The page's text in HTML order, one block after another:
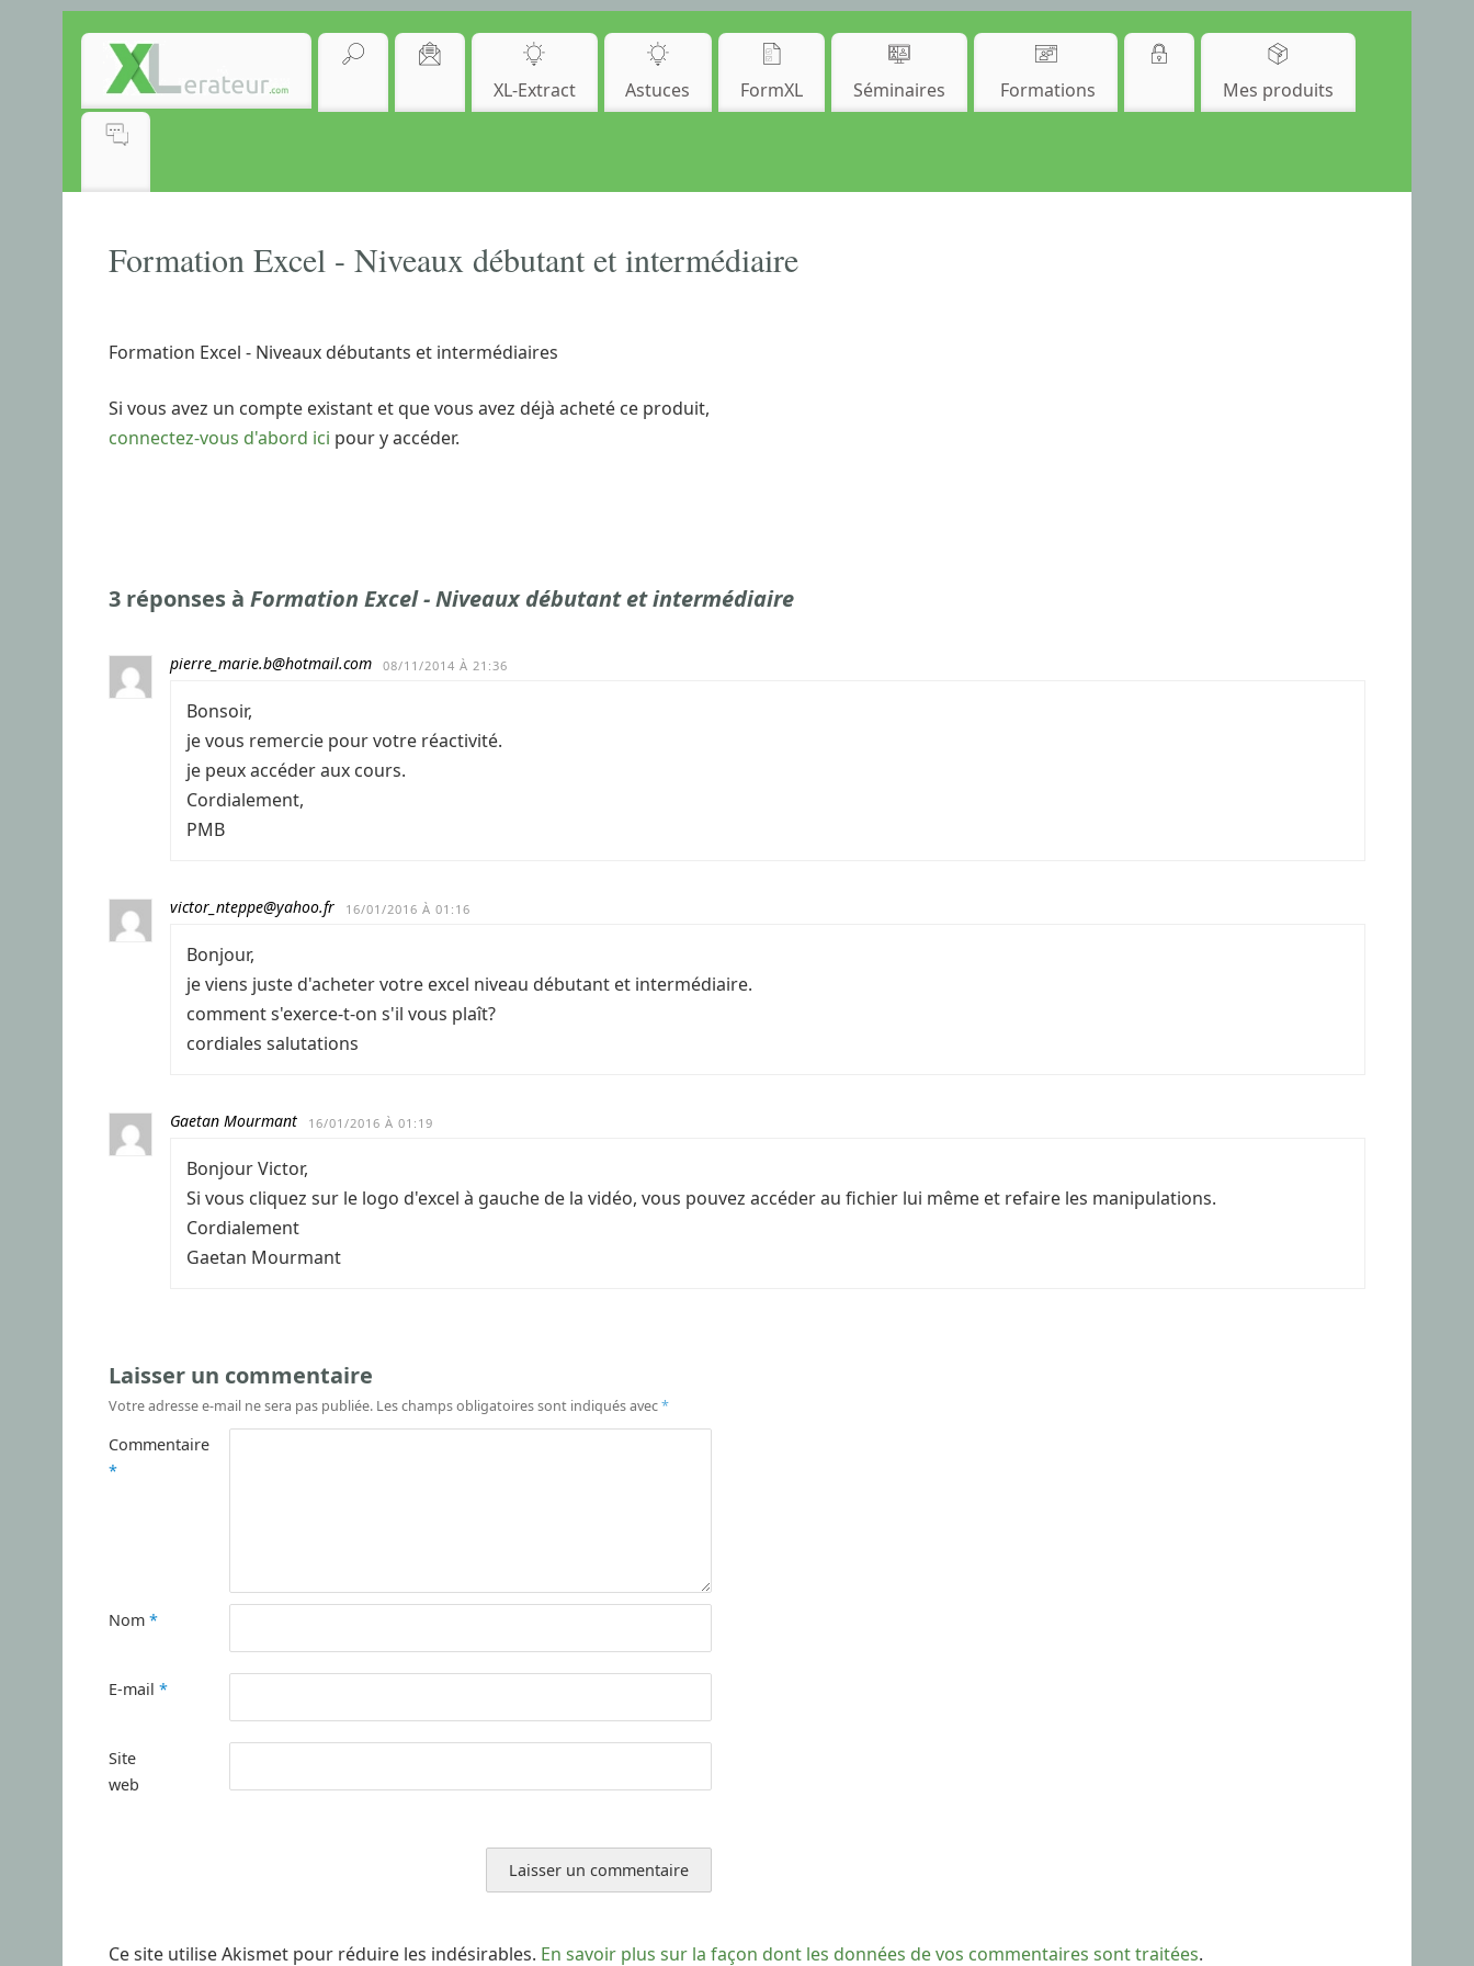
XL-Extract Astuces FormXL Séminaires Formations Mes produits
Formation Excel - Niveaux débutant et intermédiaire
Formation Excel - Niveaux débutants et intermédiaires
Si vous avez un compte existant et que vous avez déjà acheté ce produit,
connectez-vous d'abord ici pour y accéder.
3 réponses à Formation Excel - Niveaux débutant et intermédiaire
pierre_marie.b@hotmail.com 08/11/2014 À 21:36
Bonsoir,
je vous remercie pour votre réactivité.
je peux accéder aux cours.
Cordialement,
PMB
victor_nteppe@yahoo.fr 16/01/2016 À 01:16
Bonjour,
je viens juste d'acheter votre excel niveau débutant et intermédiaire.
comment s'exerce-t-on s'il vous plaît?
cordiales salutations
Gaetan Mourmant 16/01/2016 À 01:19
Bonjour Victor,
Si vous cliquez sur le logo d'excel à gauche de la vidéo, vous pouvez accéder au fichier lui même et refaire les manipulations.
Cordialement
Gaetan Mourmant
Laisser un commentaire
Votre adresse e-mail ne sera pas publiée. Les champs obligatoires sont indiqués avec*
Commentaire
*
Nom *
E-mail *
Site
web
Ce site utilise Akismet pour réduire les indésirables. En savoir plus sur la façon dont les données de vos commentaires sont traitées.